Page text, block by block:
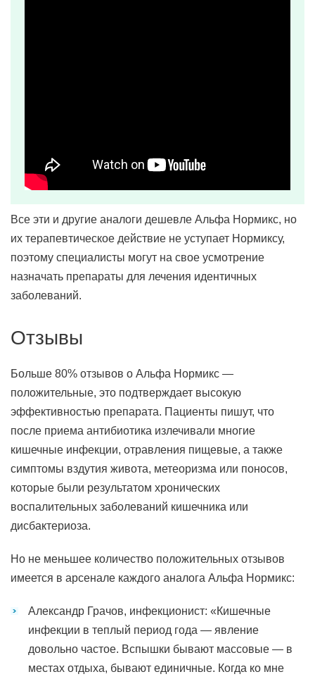
Все эти и другие аналоги дешевле Альфа Нормикс, но
их терапевтическое действие не уступает Нормиксу,
поэтому специалисты могут на свое усмотрение
назначать препараты для лечения идентичных
заболеваний.
Отзывы
Больше 80% отзывов о Альфа Нормикс —
положительные, это подтверждает высокую
эффективностью препарата. Пациенты пишут, что
после приема антибиотика излечивали многие
кишечные инфекции, отравления пищевые, а также
симптомы вздутия живота, метеоризма или поносов,
которые были результатом хронических
воспалительных заболеваний кишечника или
дисбактериоза.
Но не меньшее количество положительных отзывов
имеется в арсенале каждого аналога Альфа Нормикс:
Александр Грачов, инфекционист: «Кишечные
инфекции в теплый период года — явление
довольно частое. Вспышки бывают массовые — в
местах отдыха, бывают единичные. Когда ко мне